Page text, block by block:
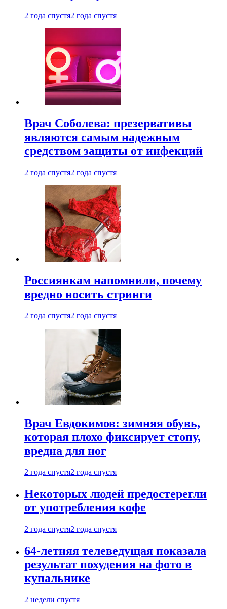
2 года спустя2 года спустя
Врач Соболева: презервативы
являются самым надежным
средством защиты от инфекций
2 года спустя2 года спустя
Россиянкам напомнили, почему
вредно носить стринги
2 года спустя2 года спустя
Врач Евдокимов: зимняя обувь,
которая плохо фиксирует стопу,
вредна для ног
2 года спустя2 года спустя
Некоторых людей предостерегли
от употребления кофе
2 года спустя2 года спустя
64-летняя телеведущая показала
результат похудения на фото в
купальнике
2 недели спустя